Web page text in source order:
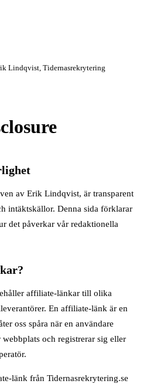
Lindqvist, Tidernasrekrytering
av Erik Lindqvist, är transparent
intäktskällor. Denna sida förklarar
det påverkar vår redaktionella
affiliate-länkar till olika
En affiliate-länk är en
oss spåra när en användare
och registrerar sig eller
länk från Tidernasrekrytering.se